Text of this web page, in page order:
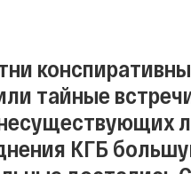
тайные
КГБ